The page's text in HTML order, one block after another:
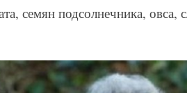
семян подсолнечника, овса,